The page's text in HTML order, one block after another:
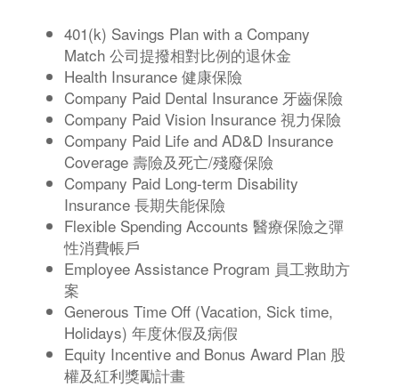
401(k) Savings Plan with a Company
Match 公司提撥相對比例的退休金
Health Insurance 健康保險
Company Paid Dental Insurance 牙齒保險
Company Paid Vision Insurance 視力保險
Company Paid Life and AD&D Insurance
Coverage 壽險及死亡/殘廢保險
Company Paid Long-term Disability
Insurance 長期失能保險
Flexible Spending Accounts 醫療保險之彈
性消費帳戶
Employee Assistance Program 員工救助方
案
Generous Time Off (Vacation, Sick time,
Holidays) 年度休假及病假
Equity Incentive and Bonus Award Plan 股
權及紅利獎勵計畫